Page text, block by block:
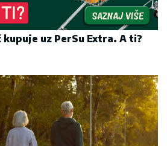
uz PerSu Extra. A ti?